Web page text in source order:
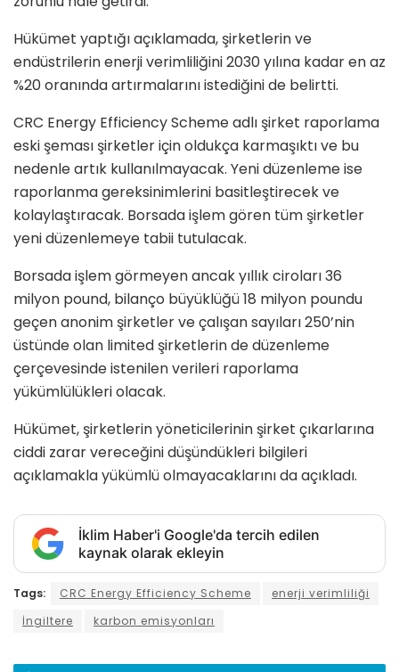
Hükümet yaptığı açıklamada, şirketlerin ve
endüstrilerin enerji verimliliğini 2030 yılına kadar en az
%20 oranında artırmalarını istediğini de belirtti.
CRC Energy Efficiency Scheme adlı şirket raporlama
eski şeması şirketler için oldukça karmaşıktı ve bu
nedenle artık kullanılmayacak. Yeni düzenleme ise
raporlanma gereksinimlerini basitleştirecek ve
kolaylaştıracak. Borsada işlem gören tüm şirketler
yeni düzenlemeye tabii tutulacak.
Borsada işlem görmeyen ancak yıllık ciroları 36
milyon pound, bilanço büyüklüğü 18 milyon poundu
geçen anonim şirketler ve çalışan sayıları 250’nin
üstünde olan limited şirketlerin de düzenleme
çerçevesinde istenilen verileri raporlama
yükümlülükleri olacak.
Hükümet, şirketlerin yöneticilerinin şirket çıkarlarına
ciddi zarar vereceğini düşündükleri bilgileri
açıklamakla yükümlü olmayacaklarını da açıkladı.
İklim Haber'i Google'da tercih edilen
kaynak olarak ekleyin
Tags: CRC Energy Efficiency Scheme
enerji verimliliği
İngiltere
karbon emisyonları